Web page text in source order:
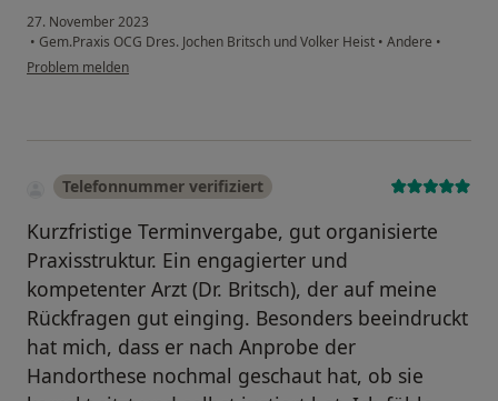
27. November 2023
• Gem.Praxis OCG Dres. Jochen Britsch und Volker Heist • Andere •
Problem melden
Telefonnummer verifiziert
Kurzfristige Terminvergabe, gut organisierte
Praxisstruktur. Ein engagierter und
kompetenter Arzt (Dr. Britsch), der auf meine
Rückfragen gut einging. Besonders beeindruckt
hat mich, dass er nach Anprobe der
Handorthese nochmal geschaut hat, ob sie